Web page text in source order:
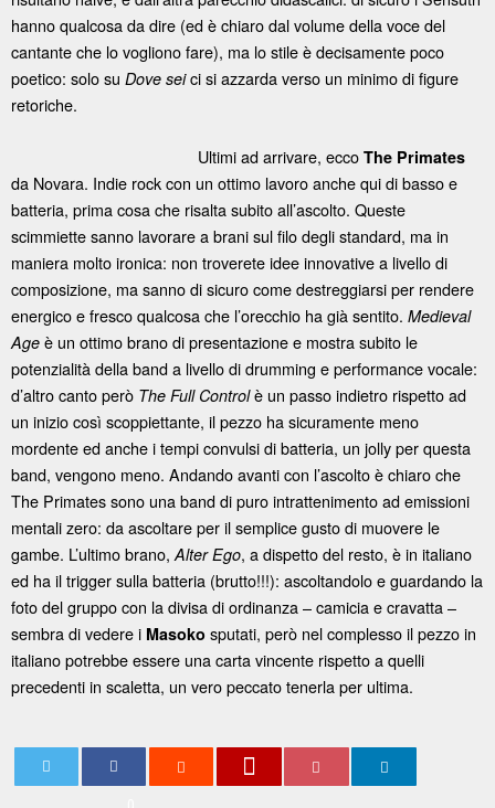
hanno qualcosa da dire (ed è chiaro dal volume della voce del
cantante che lo vogliono fare), ma lo stile è decisamente poco
poetico: solo su Dove seici si azzarda verso un minimo di figure
retoriche.
Ultimi ad arrivare, eccoThe Primates
da Novara. Indie rock con un ottimo lavoro anche qui di basso e
batteria, prima cosa che risalta subito all’ascolto. Queste
scimmiette sanno lavorare a brani sul filo degli standard, ma in
maniera molto ironica: non troverete idee innovative a livello di
composizione, ma sanno di sicuro come destreggiarsi per rendere
energico e fresco qualcosa che l’orecchio ha già sentito. Medieval
Age è un ottimo brano di presentazione e mostra subito le
potenzialità della band a livello di drumming e performance vocale:
d’altro canto però The Full Controlè un passo indietro rispetto ad
un inizio così scoppiettante, il pezzo ha sicuramente meno
mordente ed anche i tempi convulsi di batteria, un jolly per questa
band, vengono meno. Andando avanti con l’ascolto è chiaro che
The Primates sono una band di puro intrattenimento ad emissioni
mentali zero: da ascoltare per il semplice gusto di muovere le
gambe. L’ultimo brano,Alter Ego, a dispetto del resto, è in italiano
ed ha il trigger sulla batteria (brutto!!!): ascoltandolo e guardando la
foto del gruppo con la divisa di ordinanza – camicia e cravatta –
sembra di vedere i Masoko sputati, però nel complesso il pezzo in
italiano potrebbe essere una carta vincente rispetto a quelli
precedenti in scaletta, un vero peccato tenerla per ultima.